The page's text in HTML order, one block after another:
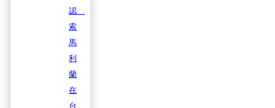
認
索
馬
利
蘭
在
台